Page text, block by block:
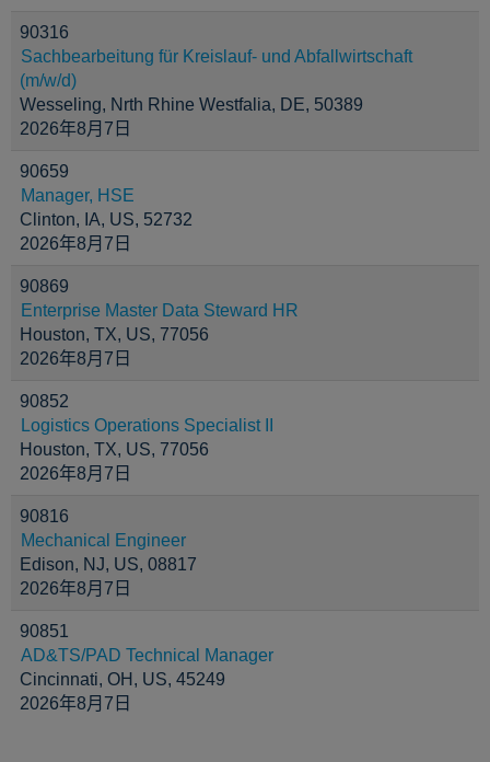
90316
Sachbearbeitung für Kreislauf- und Abfallwirtschaft
(m/w/d)
Wesseling, Nrth Rhine Westfalia, DE, 50389
2026年8月7日
90659
Manager, HSE
Clinton, IA, US, 52732
2026年8月7日
90869
Enterprise Master Data Steward HR
Houston, TX, US, 77056
2026年8月7日
90852
Logistics Operations Specialist II
Houston, TX, US, 77056
2026年8月7日
90816
Mechanical Engineer
Edison, NJ, US, 08817
2026年8月7日
90851
AD&TS/PAD Technical Manager
Cincinnati, OH, US, 45249
2026年8月7日